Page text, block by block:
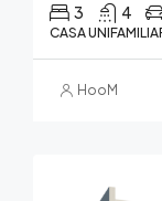
3 4
CASA
HooM